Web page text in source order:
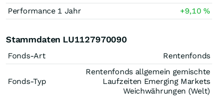
Performance 1 Jahr
+9,10%
Stammdaten LU1127970090
Fonds-Art Rentenfonds
Fonds-Typ
Rentenfonds allgemein gemischte
Laufzeiten Emerging Markets
Weichwährungen (Welt)